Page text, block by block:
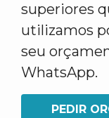
superiores
utilizamos
seu
WhatsApp.
PEDIR